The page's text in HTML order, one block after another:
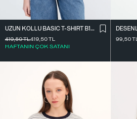
UZUN KOLLU BASIC T-SHIRT B10571
419,50TL
HAFTANIN ÇOK SATANI
419,50TL
99,50TL